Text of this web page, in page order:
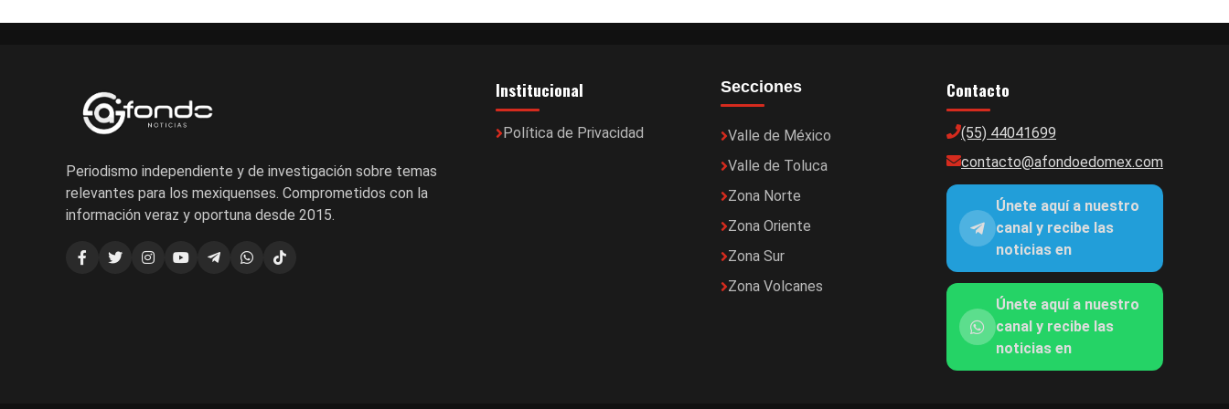
Periodismo independiente y de investigación sobre temas
relevantes para los mexiquenses. Comprometidos con la
información veraz y oportuna desde 2015.
Institucional
Política de Privacidad
Secciones
Valle de México
Valle de Toluca
Zona Norte
Zona Oriente
Zona Sur
Zona Volcanes
Contacto
(55) 44041699
contacto@afondoedomex.com
Únete aquí a nuestro
canal y recibe las
noticias en
Únete aquí a nuestro
canal y recibe las
noticias en